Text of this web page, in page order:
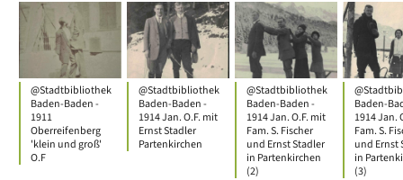
@Stadtbibliothek
Baden-Baden -
1911
Oberreifenberg
'klein und groß'
O.F
@Stadtbibliothek
Baden-Baden -
1914 Jan. O.F. mit
Ernst Stadler
Partenkirchen
@Stadtbibliothek
Baden-Baden -
1914 Jan. O.F. mit
Fam. S. Fischer
und Ernst Stadler
in Partenkirchen
(2)
Baden-
1914 Jan.
Fam. S.
und Ernst
in
(3)